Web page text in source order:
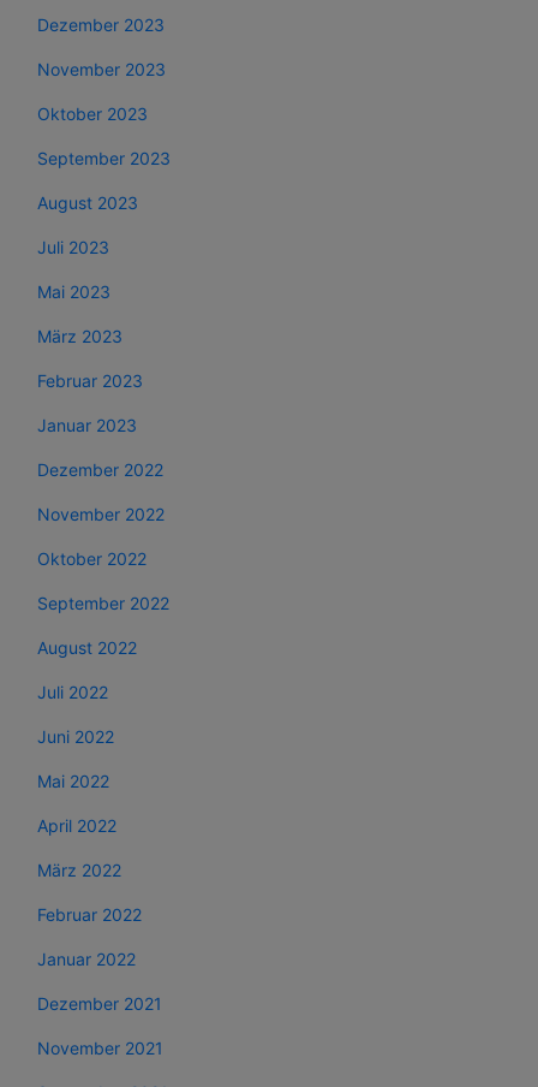
Dezember 2023
November 2023
Oktober 2023
September 2023
August 2023
Juli 2023
Mai 2023
März 2023
Februar 2023
Januar 2023
Dezember 2022
November 2022
Oktober 2022
September 2022
August 2022
Juli 2022
Juni 2022
Mai 2022
April 2022
März 2022
Februar 2022
Januar 2022
Dezember 2021
November 2021